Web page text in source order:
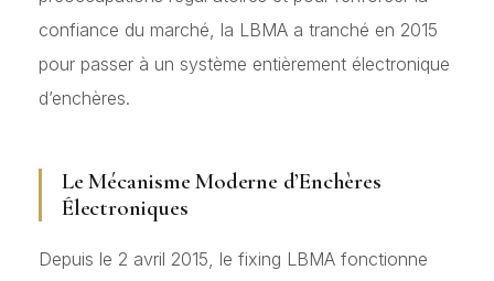
confiance du marché, la LBMA a tranché en 2015
pour passer à un système entièrement électronique
d’enchères.
Le Mécanisme Moderne d’Enchères
Électroniques
Depuis le 2 avril 2015, le fixing LBMA fonctionne